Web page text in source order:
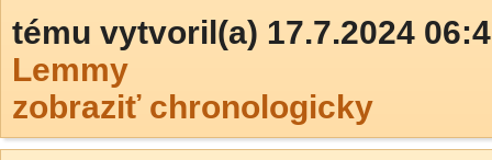
tému vytvoril(a) 17.7.2024
Lemmy
zobraziť chronologicky